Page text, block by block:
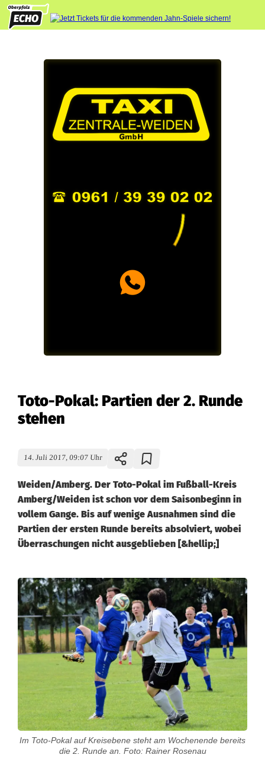
Toto-Pokal: Partien der 2. Runde
stehen
14. Juli 2017, 09:07 Uhr
Weiden/Amberg. Der Toto-Pokal im Fußball-Kreis
Amberg/Weiden ist schon vor dem Saisonbeginn in
vollem Gange. Bis auf wenige Ausnahmen sind die
Partien der ersten Runde bereits absolviert, wobei
Überraschungen nicht ausgeblieben [&hellip;]
Im Toto-Pokal auf Kreisebene steht am Wochenende bereits
die 2. Runde an. Foto: Rainer Rosenau